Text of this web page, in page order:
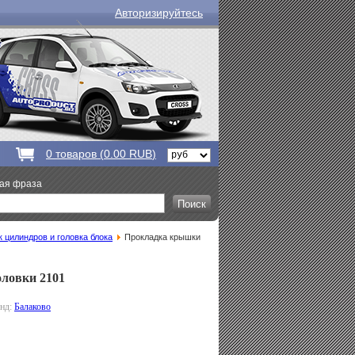
Авторизируйтесь
0 товаров (0.00 RUB)
фраза
цилиндров и головка блока Прокладка крышки
2101
Балаково